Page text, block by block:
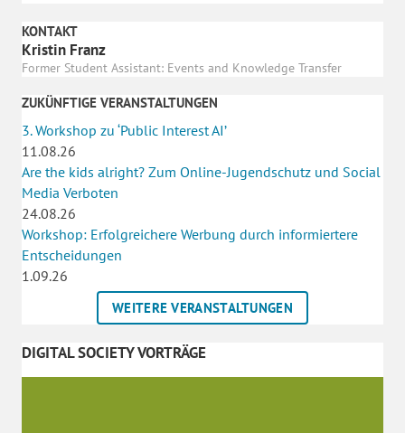
KONTAKT
Kristin Franz
Former Student Assistant: Events and Knowledge Transfer
ZUKÜNFTIGE VERANSTALTUNGEN
3. Workshop zu ‘Public Interest AI’
11.08.26
Are the kids alright? Zum Online-Jugendschutz und Social
Media Verboten
24.08.26
Workshop: Erfolgreichere Werbung durch informiertere
Entscheidungen
1.09.26
WEITERE VERANSTALTUNGEN
DIGITAL SOCIETY VORTRÄGE